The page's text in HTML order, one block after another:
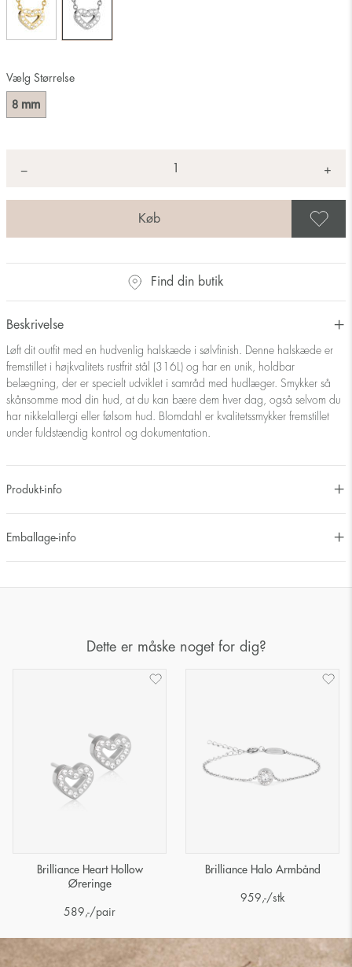
Vælg Størrelse
8 mm
− +
Find din butik
Beskrivelse
Løft dit outfit med en hudvenlig halskæde i sølvfinish. Denne halskæde er
fremstillet i højkvalitets rustfrit stål (316L) og har en unik, holdbar
belægning, der er specielt udviklet i samråd med hudlæger. Smykker så
skånsomme mod din hud, at du kan bære dem hver dag, også selvom du
har nikkelallergi eller følsom hud. Blomdahl er kvalitetssmykker fremstillet
under fuldstændig kontrol og dokumentation.
Produkt-info
Emballage-info
Dette er måske noget for dig?
Brilliance Heart Hollow
Øreringe
589 ,-/pair
Brilliance Halo Armbånd
959 ,-/stk